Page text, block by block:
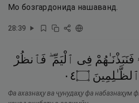
Мо бозгардонида нашаванд.
28:39
فَنَبَذْنَـٰهُمْ فِى ٱلْيَمِّ ۖ فَٱنظُرْ
ٱلظَّـٰلِمِينَ ۝٤٠
Фа ахазнаҳу ва ҷунудаҳу фа набазнаҳум